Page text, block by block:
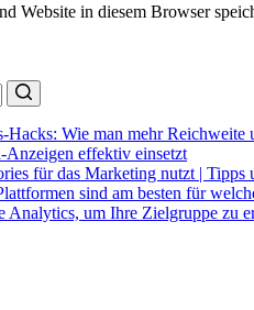
Website in diesem Browser
Wie man mehr Reichweite
Anzeigen effektiv einsetzt
für das Marketing nutzt | Tipps
sind am besten für
Analytics, um Ihre Zielgruppe zu